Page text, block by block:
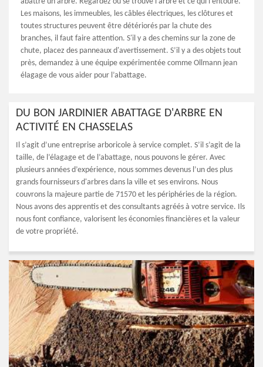
Les maisons, les immeubles, les câbles électriques, les clôtures et
toutes structures peuvent être détériorés par la chute des
branches, il faut faire attention. S'il y a des chemins sur la zone de
chute, placez des panneaux d'avertissement. S’il y a des objets tout
près, demandez à une équipe expérimentée comme Ollmann jean
élagage de vous aider pour l’abattage.
DU BON JARDINIER ABATTAGE D'ARBRE EN
ACTIVITÉ EN CHASSELAS
Il s’agit d’une entreprise arboricole à service complet. S’il s’agit de la
taille, de l’élagage et de l’abattage, nous pouvons le gérer. Avec
plusieurs années d’expérience, nous sommes devenus l’un des plus
grands fournisseurs d'arbres dans la ville et ses environs. Nous
couvrons la majeure partie de 71570 et les périphéries de la région.
Nous avons des apprentis et des consultants agréés à votre service. Ils
nous font confiance, valorisent les économies financières et la valeur
de votre propriété.